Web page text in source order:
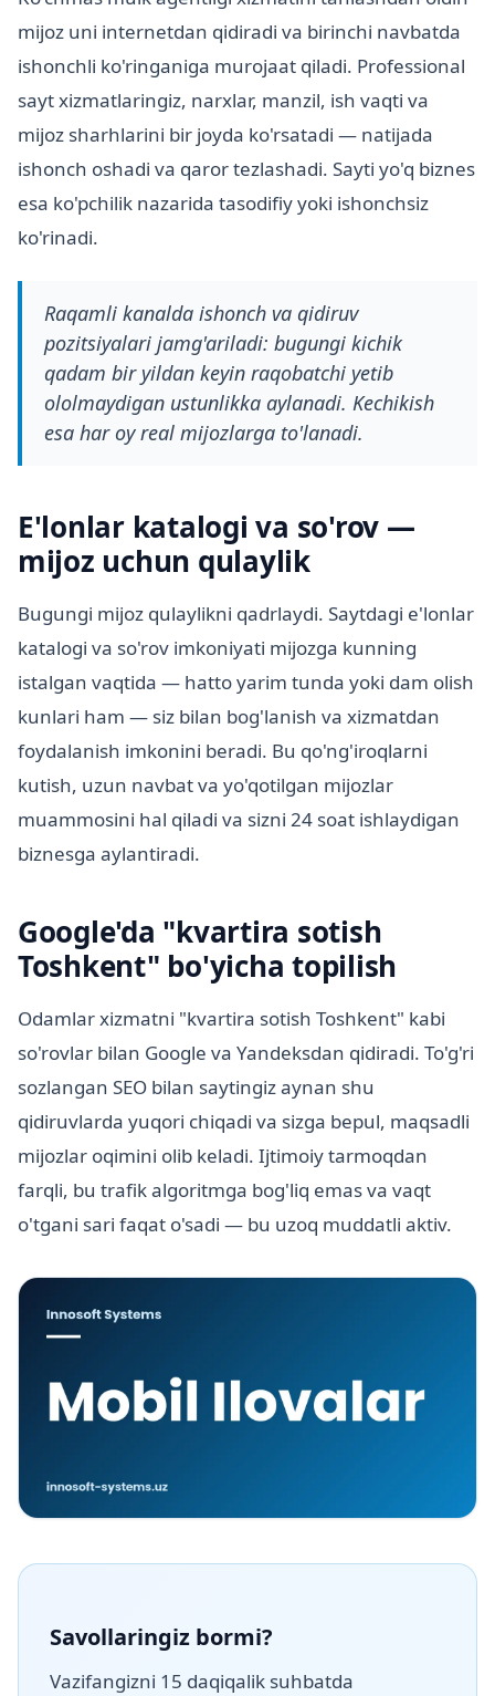
mijoz uni internetdan qidiradi va birinchi navbatda
ishonchli ko'ringaniga murojaat qiladi. Professional
sayt xizmatlaringiz, narxlar, manzil, ish vaqti va
mijoz sharhlarini bir joyda ko'rsatadi — natijada
ishonch oshadi va qaror tezlashadi. Sayti yo'q biznes
esa ko'pchilik nazarida tasodifiy yoki ishonchsiz
ko'rinadi.
Raqamli kanalda ishonch va qidiruv
pozitsiyalari jamg'ariladi: bugungi kichik
qadam bir yildan keyin raqobatchi yetib
ololmaydigan ustunlikka aylanadi. Kechikish
esa har oy real mijozlarga to'lanadi.
E'lonlar katalogi va so'rov —
mijoz uchun qulaylik
Bugungi mijoz qulaylikni qadrlaydi. Saytdagi e'lonlar
katalogi va so'rov imkoniyati mijozga kunning
istalgan vaqtida — hatto yarim tunda yoki dam olish
kunlari ham — siz bilan bog'lanish va xizmatdan
foydalanish imkonini beradi. Bu qo'ng'iroqlarni
kutish, uzun navbat va yo'qotilgan mijozlar
muammosini hal qiladi va sizni 24 soat ishlaydigan
biznesga aylantiradi.
Google'da "kvartira sotish
Toshkent" bo'yicha topilish
Odamlar xizmatni "kvartira sotish Toshkent" kabi
so'rovlar bilan Google va Yandeksdan qidiradi. To'g'ri
sozlangan SEO bilan saytingiz aynan shu
qidiruvlarda yuqori chiqadi va sizga bepul, maqsadli
mijozlar oqimini olib keladi. Ijtimoiy tarmoqdan
farqli, bu trafik algoritmga bog'liq emas va vaqt
o'tgani sari faqat o'sadi — bu uzoq muddatli aktiv.
Savollaringiz bormi?
Vazifangizni 15 daqiqalik suhbatda